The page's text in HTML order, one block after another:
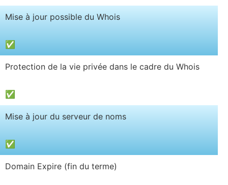
Mise à jour possible du Whois
✅
Protection de la vie privée dans le cadre du Whois
✅
Mise à jour du serveur de noms
✅
Domain Expire (fin du terme)